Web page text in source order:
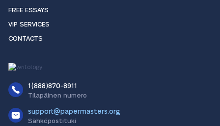
FREE ESSAYS
VIP SERVICES
CONTACTS
1(888)870-8911
Tilapäinen numero
support@papermasters.org
Sähköpostituki